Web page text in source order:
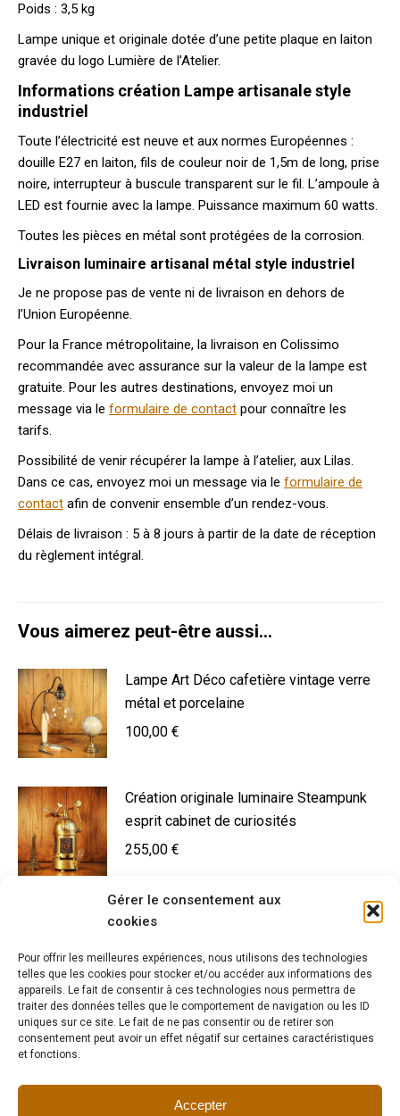
Gérer le consentement aux
cookies
Pour offrir les meilleures expériences, nous utilisons des technologies
telles que les cookies pour stocker et/ou accéder aux informations des
appareils. Le fait de consentir à ces technologies nous permettra de
traiter des données telles que le comportement de navigation ou les ID
uniques sur ce site. Le fait de ne pas consentir ou de retirer son
consentement peut avoir un effet négatif sur certaines caractéristiques
et fonctions.
Accepter
Poids : 3,5 kg
Lampe unique et originale dotée d’une petite plaque en laiton
gravée du logo Lumière de l’Atelier.
Informations création Lampe artisanale style
industriel
Toute l’électricité est neuve et aux normes Européennes :
douille E27 en laiton, fils de couleur noir de 1,5m de long, prise
noire, interrupteur à buscule transparent sur le fil. L’ampoule à
LED est fournie avec la lampe. Puissance maximum 60 watts.
Toutes les pièces en métal sont protégées de la corrosion.
Livraison luminaire artisanal métal style industriel
Je ne propose pas de vente ni de livraison en dehors de
l’Union Européenne.
Pour la France métropolitaine, la livraison en Colissimo
recommandée avec assurance sur la valeur de la lampe est
gratuite. Pour les autres destinations, envoyez moi un
message via le formulaire de contact pour connaître les
tarifs.
Possibilité de venir récupérer la lampe à l’atelier, aux Lilas.
Dans ce cas, envoyez moi un message via le formulaire de
contact afin de convenir ensemble d’un rendez-vous.
Délais de livraison : 5 à 8 jours à partir de la date de réception
du règlement intégral.
Vous aimerez peut-être aussi…
Lampe Art Déco cafetière vintage verre
métal et porcelaine
100,00 €
Création originale luminaire Steampunk
esprit cabinet de curiosités
255,00 €
Création lampe de métier instrument de
490,00€
Lampe à poser ancien vaporisateur
330,00€